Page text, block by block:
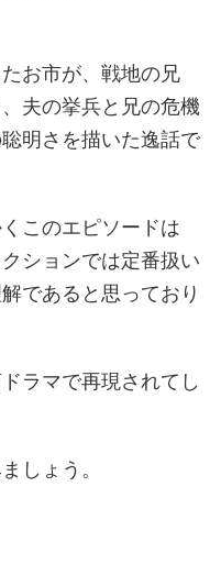
お市が、戦地の兄
夫の挙兵と兄の危機
明さを描いた逸話で
このエピソードは
ションでは定番扱い
であると思っており
ラマで再現されてし
しょう。